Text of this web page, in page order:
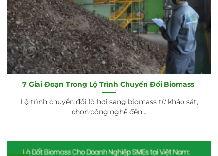
7 Giai Đoạn Trong Lộ Trình Chuyển Đổi Biomass
Lộ trình chuyển đổi lò hơi sang biomass từ khảo sát,
chọn công nghệ đến...